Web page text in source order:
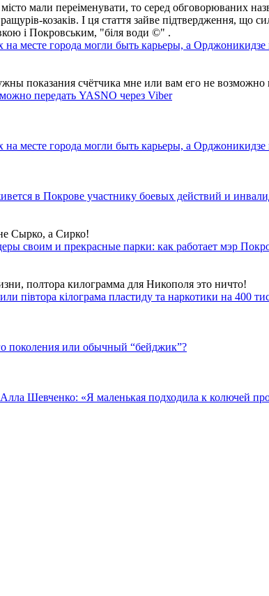
місто мали переіменувати, то серед обговорюваних
козаків. І ця стаття зайве підтвердження, що
і Покровським, "біля води ©" .
месте города могли быть карьеры, а Орджоникидзе
показания счётчика мне или вам его не возможно
передать YASNO через Viber
месте города могли быть карьеры, а Орджоникидзе
в Покрове участнику боевых действий и
Сырко, а Сирко!
своим и прекрасные парки: как работает мэр
полтора килограмма для Никополя это ничто!
півтора кілограма пластиду та наркотики на 400
поколения или обычный “бейджик”?
Шевченко: «Я маленькая подходила к колючей